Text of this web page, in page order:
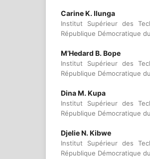
Carine K. Ilunga
Institut Supérieur des
République Démocratique
M’Hedard B. Bope
Institut Supérieur des
République Démocratique
Dina M. Kupa
Institut Supérieur des
République Démocratique
Djelie N. Kibwe
Institut Supérieur des
République Démocratique